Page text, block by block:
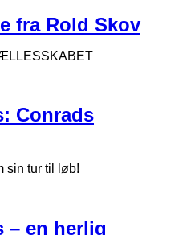
fra Rold Skov
Conrads
sin tur til løb!
– en herlig